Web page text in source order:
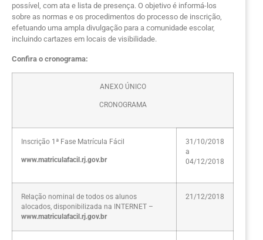
possível, com ata e lista de presença. O objetivo é informá-los
sobre as normas e os procedimentos do processo de inscrição,
efetuando uma ampla divulgação para a comunidade escolar,
incluindo cartazes em locais de visibilidade.
Confira o cronograma:
ANEXO ÚNICO
CRONOGRAMA
Inscrição 1ª Fase Matrícula Fácil
www.matriculafacil.rj.gov.br
31/10/2018
a
04/12/2018
Relação nominal de todos os alunos
alocados, disponibilizada na INTERNET –
www.matriculafacil.rj.gov.br
21/12/2018